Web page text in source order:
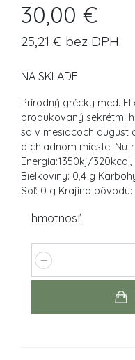
30,00 €
25,21 € bez DPH
NA SKLADE
Prírodný grécky med.
produkovaný sekrétmi
sa v mesiacoch august
a chladnom mieste.
Energia:1350kj/320kcal,
Bielkoviny: 0,4 g
Soľ: 0 g Krajina
hmotnosť